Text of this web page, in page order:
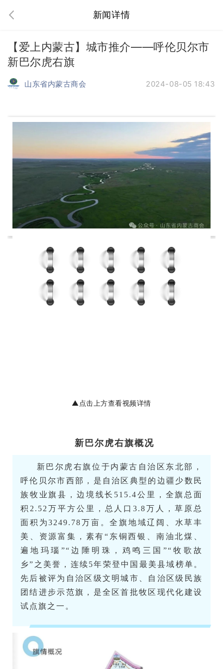
新闻详情
【爱上内蒙古】城市推介——呼伦贝尔市
新巴尔虎右旗
山东省内蒙古商会 2024-08-05 18:43
▲点击上方查看视频详情
▲新巴尔虎右旗概况
新巴尔虎右旗位于内蒙古自治区东北部，
呼伦贝尔市西部，是自治区典型的边疆少数民
族牧业旗县，边境线长515.4公里，全旗总面
积2.52万平方公里，总人口3.8万人，草原总
面积为3249.78万亩。全旗地域辽阔、水草丰
美、资源富集，素有“东铜西银、南油北煤、
遍地玛瑙”“边陲明珠，鸡鸣三国”“牧歌故
乡”之美誉，连续5年荣登中国最美县域榜单。
先后被评为自治区级文明城市、自治区级民族
团结进步示范旗，是全区首批牧区现代化建设
试点旗之一。